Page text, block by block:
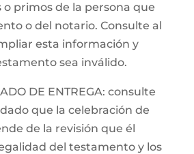
o primos de la persona que
o del notario. Consulte al
esta información y
sea inválido.
DE ENTREGA: consulte
que la celebración de
de la revisión que él
del testamento y los